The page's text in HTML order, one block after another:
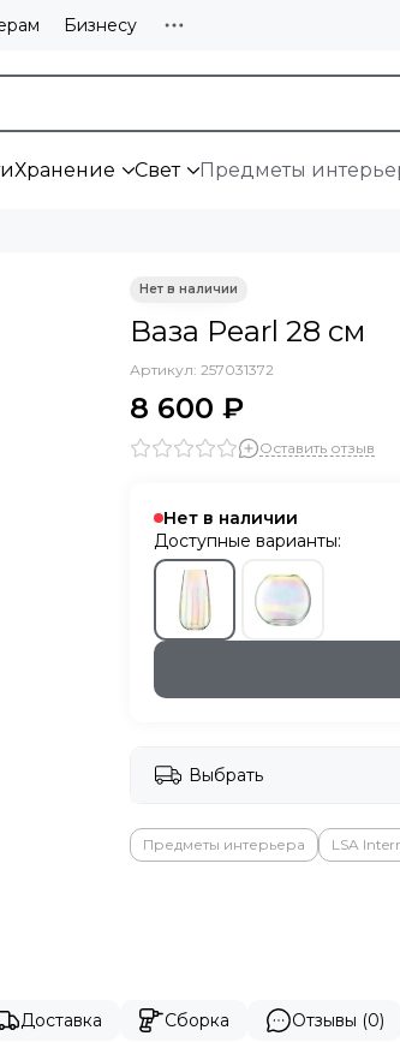
Бизнесу
Хранение Свет Предметы
Ваза Pearl 28 см
Артикул: 257031372
8 600 ₽
Оставить отзыв
Нет в наличии
Доступные варианты:
Выбрать
Предметы интерьера LSA
Доставка Сборка Отзывы (0)